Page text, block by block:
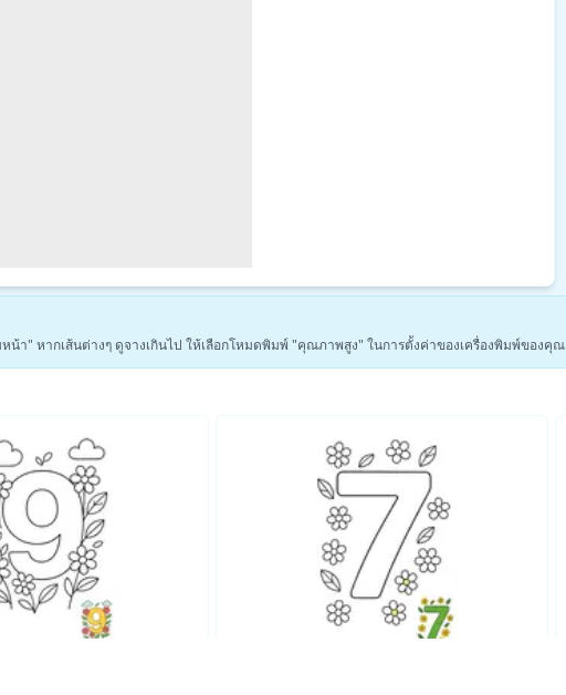
า" หากเส้นต่างๆ ดูจางเกินไป ให้เลือกโหมดพิมพ์ "คุณภาพสูง" ในการตั้งค่าของเครื่องพิมพ์ของคุณ